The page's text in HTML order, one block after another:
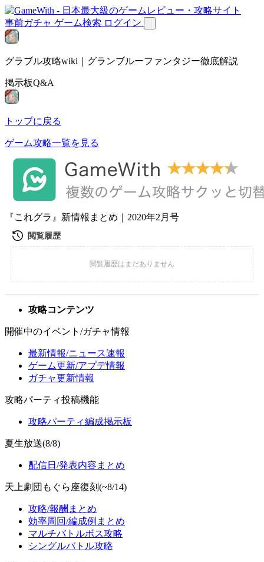
事前ガチャ ゲーム検索 ログイン
グラブル攻略wiki｜グランブルーファンタジー徹底解説
掲示板Q&A
トップに戻る
ゲーム攻略一覧を見る
『これグラ』新情報まとめ｜2020年2月号
攻略コンテンツ
開催中のイベント/ガチャ情報
最新情報/ニュース速報
ゲーム更新/アプデ情報
ガチャ更新情報
攻略パーティ投稿機能
攻略パーティ編成掲示板
夏生放送(8/8)
配信日/発表内容まとめ
天上劇団もぐら座復刻(~8/14)
攻略/報酬まとめ
効率周回/編成例まとめ
マルチバトルボス攻略
シングルバトル攻略